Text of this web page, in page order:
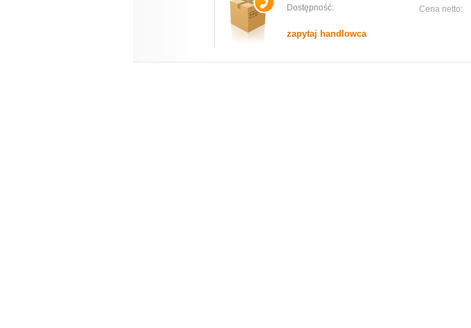
Dostępność:
zapytaj handlowca
Cena netto: